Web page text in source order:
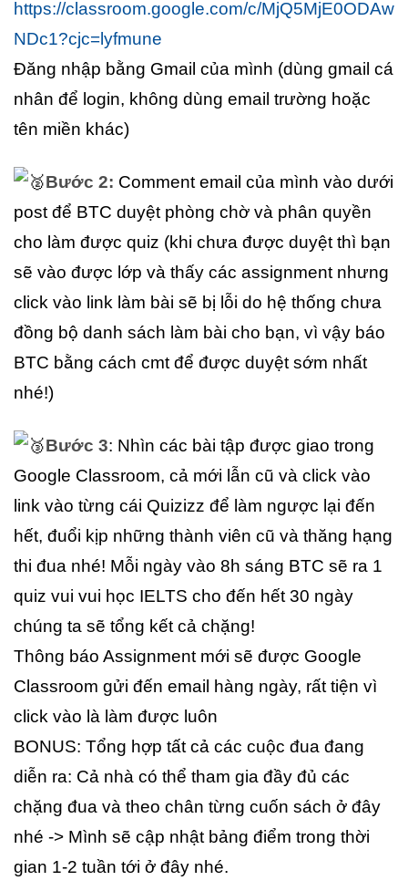
https://classroom.google.com/c/MjQ5MjE0ODAw
NDc1?cjc=lyfmune
Đăng nhập bằng Gmail của mình (dùng gmail cá
nhân để login, không dùng email trường hoặc
tên miền khác)
Bước 2: Comment email của mình vào dưới
post để BTC duyệt phòng chờ và phân quyền
cho làm được quiz (khi chưa được duyệt thì bạn
sẽ vào được lớp và thấy các assignment nhưng
click vào link làm bài sẽ bị lỗi do hệ thống chưa
đồng bộ danh sách làm bài cho bạn, vì vậy báo
BTC bằng cách cmt để được duyệt sớm nhất
nhé!)
Bước 3: Nhìn các bài tập được giao trong
Google Classroom, cả mới lẫn cũ và click vào
link vào từng cái Quizizz để làm ngược lại đến
hết, đuổi kịp những thành viên cũ và thăng hạng
thi đua nhé! Mỗi ngày vào 8h sáng BTC sẽ ra 1
quiz vui vui học IELTS cho đến hết 30 ngày
chúng ta sẽ tổng kết cả chặng!
Thông báo Assignment mới sẽ được Google
Classroom gửi đến email hàng ngày, rất tiện vì
click vào là làm được luôn
BONUS: Tổng hợp tất cả các cuộc đua đang
diễn ra: Cả nhà có thể tham gia đầy đủ các
chặng đua và theo chân từng cuốn sách ở đây
nhé -> Mình sẽ cập nhật bảng điểm trong thời
gian 1-2 tuần tới ở đây nhé.